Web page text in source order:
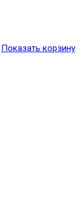
Показать корзину